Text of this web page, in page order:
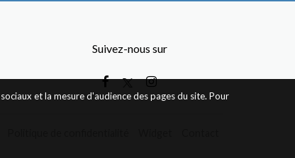
Suivez-nous sur
et la mesure d'audience des pages du site. Pour